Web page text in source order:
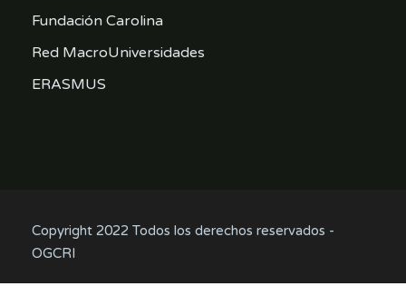
Fundación Carolina
Red MacroUniversidades
ERASMUS
Copyright 2022 Todos los derechos reservados -
OGCRI